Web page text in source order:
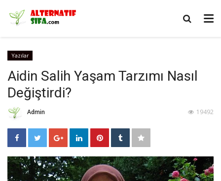
Yazılar
Aidin Salih Yaşam Tarzımı Nasıl
Değiştirdi?
Admin 19492